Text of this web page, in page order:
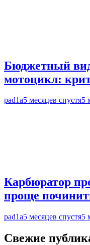
Бюджетный
мотоцикл:
pad1a5 месяцев спустя5
Карбюратор
проще
pad1a5 месяцев спустя5
Свежие